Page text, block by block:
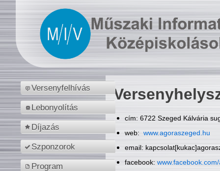
Versenyfelhívás
Lebonyolítás
Díjazás
Szponzorok
Program
cím: 6722 Szeged Kálvária
web: www.agoraszeged.hu
email:
facebook: